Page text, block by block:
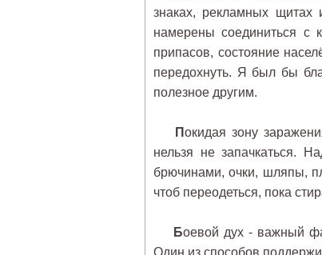
знаках, рекламных
намерены соединиться с
припасов, состояние
передохнуть. Я был бы
полезное другим.
Покидая зону
нельзя не запачкаться.
брючинами, очки, шляпы,
чтоб переодеться, пока
Боевой дух - важный
Один из способов